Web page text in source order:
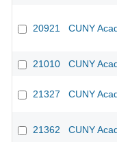
20921 CUNY
21010 CUNY
21327 CUNY
21362 CUNY